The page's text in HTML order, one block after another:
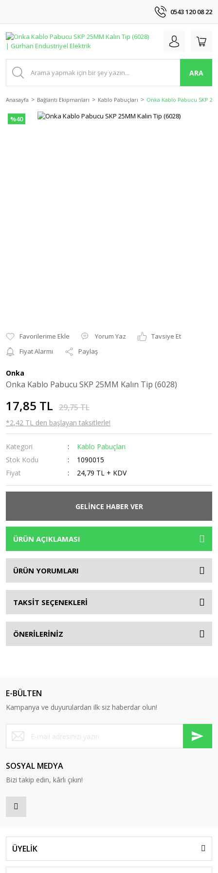
0543 120 08 22
ARA
Anasayfa Bağlantı Ekipmanları Kablo Pabuçları Onka Kablo Pabucu SKP
%40
Yorum Yaz
Tavsiye Et
Fiyat Alarmı
Paylaş
Onka
Onka Kablo Pabucu SKP 25MM Kalın Tip (6028)
17,85 TL 29,75 TL
*2,42 TL den başlayan taksitlerle!
Kategori
Kablo Pabuçları
Stok Kodu
1090015
Fiyat
24,79 TL + KDV
GELİNCE HABER VER
ÜRÜN AÇIKLAMASI
ÜRÜN YORUMLARI
TAKSİT SEÇENEKLERİ
ÖNERİLERİNİZ
E-BÜLTEN
Kampanya ve duyurulardan ilk siz haberdar olun!
SOSYAL MEDYA
Bizi takip edin, kârlı çıkın!
ÜYELİK